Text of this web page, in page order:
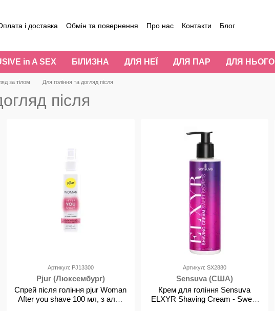
і доставка Обмін та повернення Про нас Контакти
Блог
in A SEX БІЛИЗНА ДЛЯ НЕЇ ДЛЯ ПАР ДЛЯ НЬОГО
за тілом Для гоління та догляд після
після
Артикул: PJ13300
Pjur (Люксембург)
Спрей після гоління pjur Woman
After you shave 100 мл, з алое
Артикул: SX2880
Sensuva (США)
Крем для гоління Sensuva
ELXYR Shaving Cream - Sweet